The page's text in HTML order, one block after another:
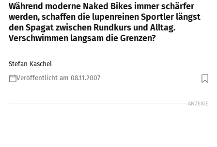
Während moderne Naked Bikes immer schärfer
werden, schaffen die lupenreinen Sportler längst
den Spagat zwischen Rundkurs und Alltag.
Verschwimmen langsam die Grenzen?
Stefan Kaschel
Veröffentlicht am 08.11.2007
Foto: Jahn
ANZEIGE